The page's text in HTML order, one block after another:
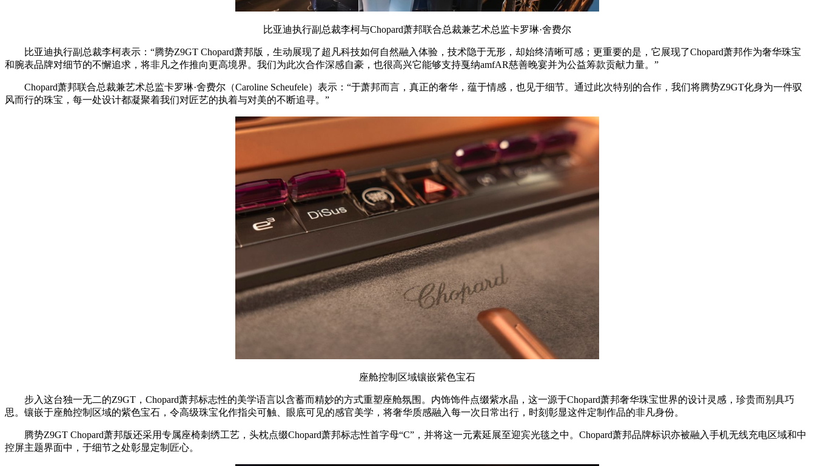
比亚迪执行副总裁李柯与Chopard萧邦联合总裁兼艺术总监卡罗琳·舍费尔
比亚迪执行副总裁李柯表示：“腾势Z9GT Chopard萧邦版，生动展现了超凡科技如何自然融入体验，技术隐于无形，却始终清晰可感；更重要的是，它展现了Chopard萧邦作为奢华珠宝
和腕表品牌对细节的不懈追求，将非凡之作推向更高境界。我们为此次合作深感自豪，也很高兴它能够支持戛纳amfAR慈善晚宴并为公益筹款贡献力量。”
Chopard萧邦联合总裁兼艺术总监卡罗琳·舍费尔（Caroline Scheufele）表示：“于萧邦而言，真正的奢华，蕴于情感，也见于细节。通过此次特别的合作，我们将腾势Z9GT化身为一件驭
风而行的珠宝，每一处设计都凝聚着我们对匠艺的执着与对美的不断追寻。”
座舱控制区域镶嵌紫色宝石
步入这台独一无二的Z9GT，Chopard萧邦标志性的美学语言以含蓄而精妙的方式重塑座舱氛围。内饰饰件点缀紫水晶，这一源于Chopard萧邦奢华珠宝世界的设计灵感，珍贵而别具巧
思。镶嵌于座舱控制区域的紫色宝石，令高级珠宝化作指尖可触、眼底可见的感官美学，将奢华质感融入每一次日常出行，时刻彰显这件定制作品的非凡身份。
腾势Z9GT Chopard萧邦版还采用专属座椅刺绣工艺，头枕点缀Chopard萧邦标志性首字母“C”，并将这一元素延展至迎宾光毯之中。Chopard萧邦品牌标识亦被融入手机无线充电区域和中
控屏主题界面中，于细节之处彰显定制匠心。